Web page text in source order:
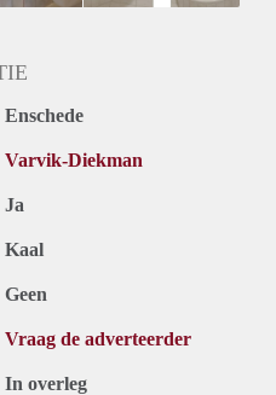
Enschede
Varvik-Diekman
Ja
Kaal
Geen
Vraag de adverteerder
In overleg